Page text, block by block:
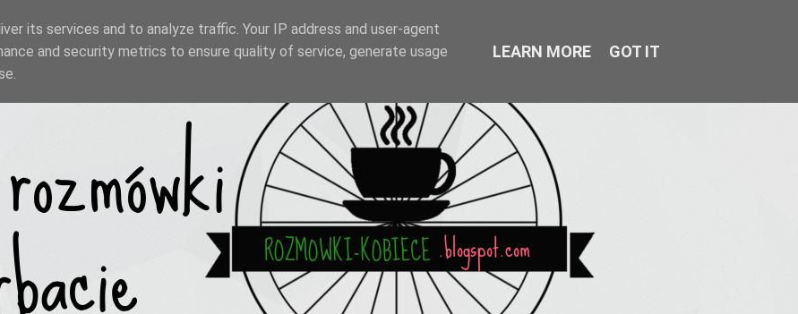
its services and to analyze traffic. Your IP address and user-agent
and security metrics to ensure quality of service, generate usage
LEARN MORE GOT IT